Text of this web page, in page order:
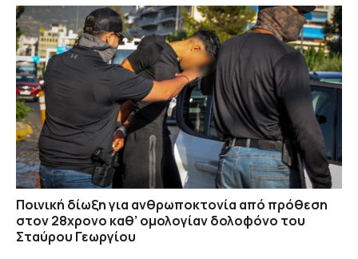
Ποινική δίωξη για ανθρωποκτονία από πρόθεση
στον 28χρονο καθ’ ομολογίαν δολοφόνο του
Σταύρου Γεωργίου